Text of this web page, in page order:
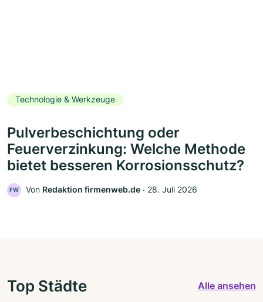
Technologie & Werkzeuge
Pulverbeschichtung oder
Feuerverzinkung: Welche Methode
bietet besseren Korrosionsschutz?
FW Von Redaktion firmenweb.de ‧ 28. Juli 2026
Top Städte Alle ansehen